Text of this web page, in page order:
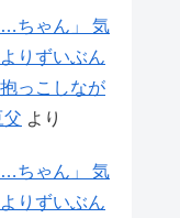
…ちゃん」 気
りずいぶん
っこしなが
父 より
…ちゃん」 気
りずいぶん